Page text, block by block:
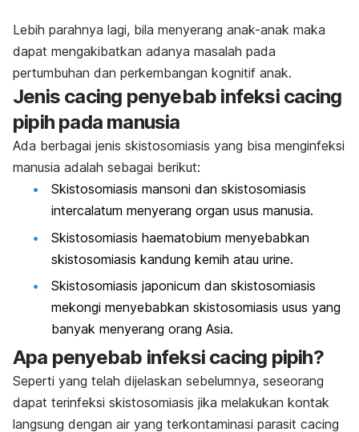
Lebih parahnya lagi, bila menyerang anak-anak maka
dapat mengakibatkan adanya masalah pada
pertumbuhan dan perkembangan kognitif anak.
Jenis cacing penyebab infeksi cacing
pipih pada manusia
Ada berbagai jenis skistosomiasis yang bisa menginfeksi
manusia adalah sebagai berikut:
Skistosomiasis mansoni dan skistosomiasis
intercalatum menyerang organ usus manusia.
Skistosomiasis haematobium menyebabkan
skistosomiasis kandung kemih atau urine.
Skistosomiasis japonicum dan skistosomiasis
mekongi menyebabkan skistosomiasis usus yang
banyak menyerang orang Asia.
Apa penyebab infeksi cacing pipih?
Seperti yang telah dijelaskan sebelumnya, seseorang
dapat terinfeksi skistosomiasis jika melakukan kontak
langsung dengan air yang terkontaminasi parasit cacing